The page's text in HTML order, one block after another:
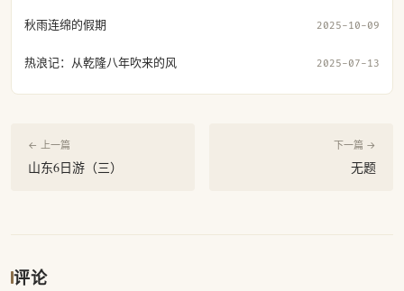
秋雨连绵的假期 2025-10-09
热浪记：从乾隆八年吹来的风 2025-07-13
← 上一篇
山东6日游（三）
下一篇 →
无题
评论